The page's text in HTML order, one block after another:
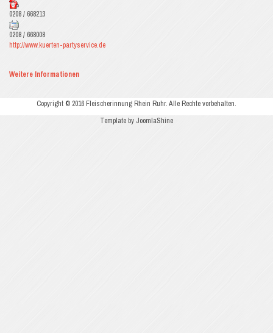
0208 / 668213
0208 / 668008
http://www.kuerten-partyservice.de
Weitere Informationen
Copyright © 2016 Fleischerinnung Rhein Ruhr. Alle Rechte vorbehalten.
Template by JoomlaShine